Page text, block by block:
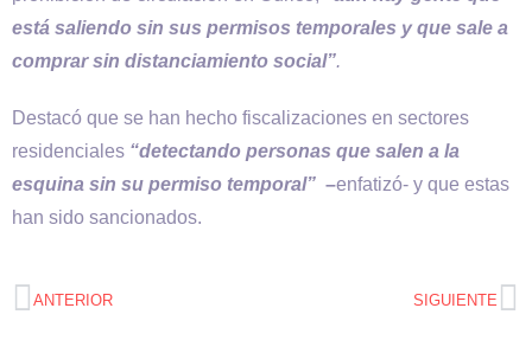
está saliendo sin sus permisos temporales y que sale a
comprar sin distanciamiento social”.
Destacó que se han hecho fiscalizaciones en sectores
residenciales “detectando personas que salen a la
esquina sin su permiso temporal” –enfatizó- y que estas
han sido sancionados.
ANTERIOR SIGUIENTE